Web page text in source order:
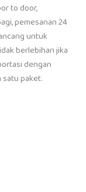
to door,
pemesanan 24
untuk
berlebihan jika
dengan
satu paket.